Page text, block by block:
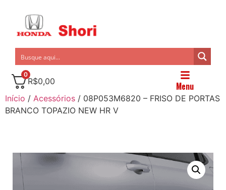
0
R$0,00 Menu
Início / Acessórios / 08P053M6820 – FRISO DE PORTAS
BRANCO TOPAZIO NEW HR V